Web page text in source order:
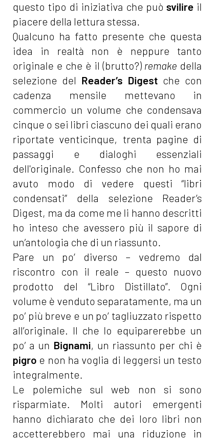
questo tipo di iniziativa che può svilire il
piacere della lettura stessa.
Qualcuno ha fatto presente che questa
idea in realtà non è neppure tanto
originale e che è il (brutto?) remake della
selezione del Reader’s Digest che con
cadenza mensile mettevano in
commercio un volume che condensava
cinque o sei libri ciascuno dei quali erano
riportate venticinque, trenta pagine di
passaggi e dialoghi essenziali
dell'originale. Confesso che non ho mai
avuto modo di vedere questi “libri
condensati” della selezione Reader’s
Digest, ma da come me li hanno descritti
ho inteso che avessero più il sapore di
un’antologia che di un riassunto.
Pare un po’ diverso – vedremo dal
riscontro con il reale – questo nuovo
prodotto del “Libro Distillato”. Ogni
volume è venduto separatamente, ma un
po’ più breve e un po’ tagliuzzato rispetto
all’originale. Il che lo equiparerebbe un
po’ a un Bignami, un riassunto per chi è
pigro e non ha voglia di leggersi un testo
integralmente.
Le polemiche sul web non si sono
risparmiate. Molti autori emergenti
hanno dichiarato che dei loro libri non
accetterebbero mai una riduzione in